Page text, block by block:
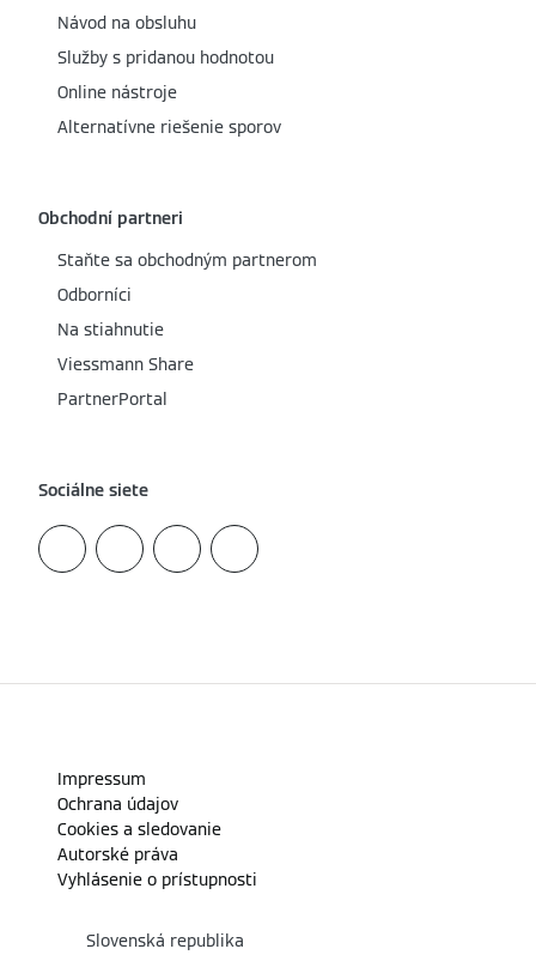
Návod na obsluhu
Služby s pridanou hodnotou
Online nástroje
Alternatívne riešenie sporov
Obchodní partneri
Staňte sa obchodným partnerom
Odborníci
Na stiahnutie
Viessmann Share
PartnerPortal
Sociálne siete
Impressum
Ochrana údajov
Cookies a sledovanie
Autorské práva
Vyhlásenie o prístupnosti
Slovenská republika